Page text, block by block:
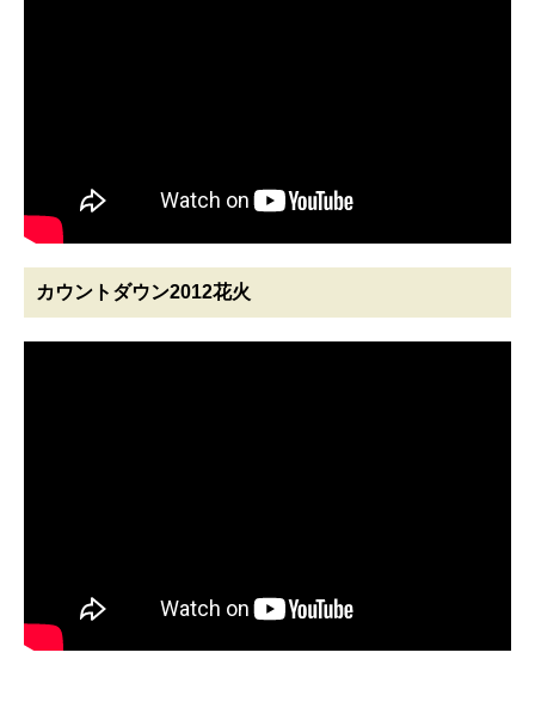
カウントダウン2012花火